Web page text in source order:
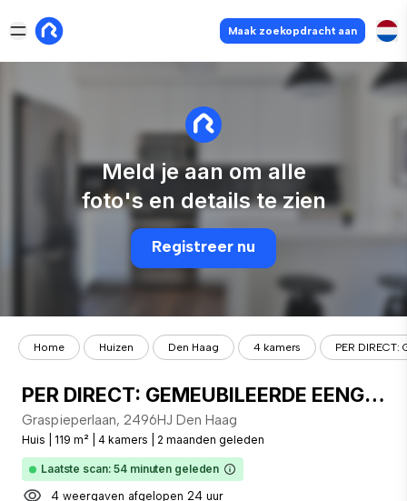
Maak zoekopdracht aan
Meld je aan om alle
foto's en details te zien
Registreer nu
Home Huizen Den Haag 4 kamers PER DIRECT:
PER DIRECT: GEMEUBILEERDE EENGEZINSWONING
Graspieperlaan, 2496HJ Den Haag
Huis 119 m² 4 kamers 2 maanden geleden
Laatste scan: 54 minuten geleden
4 weergaven afgelopen 24 uur